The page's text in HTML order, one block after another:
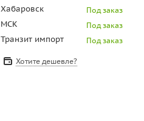
Хабаровск Под заказ
МСК Под заказ
Транзит импорт Под заказ
Хотите дешевле?